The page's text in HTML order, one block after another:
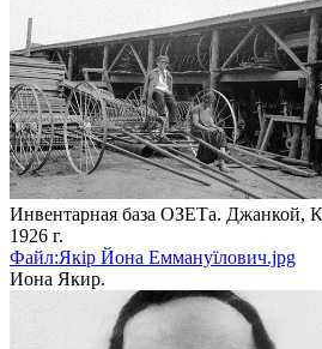
Инвентарная база ОЗЕТа. Джанкой,
1926 г.
Файл:Якір Йона Еммануїлович.jpg
Иона Якир.